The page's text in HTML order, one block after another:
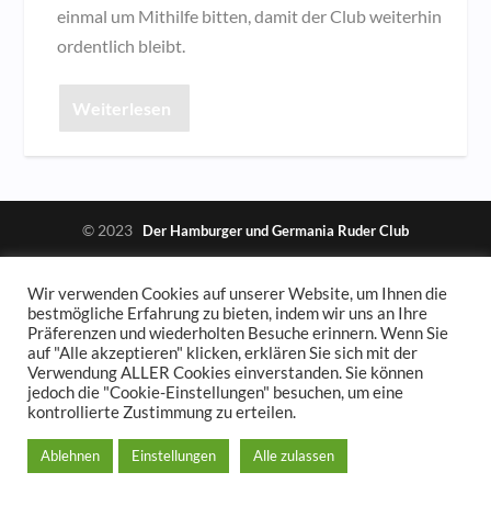
einmal um Mithilfe bitten, damit der Club weiterhin
ordentlich bleibt.
Weiterlesen
© 2023 Der Hamburger und Germania Ruder Club
Wir verwenden Cookies auf unserer Website, um Ihnen die
bestmögliche Erfahrung zu bieten, indem wir uns an Ihre
Präferenzen und wiederholten Besuche erinnern. Wenn Sie
auf "Alle akzeptieren" klicken, erklären Sie sich mit der
Verwendung ALLER Cookies einverstanden. Sie können
jedoch die "Cookie-Einstellungen" besuchen, um eine
kontrollierte Zustimmung zu erteilen.
Ablehnen Einstellungen Alle zulassen